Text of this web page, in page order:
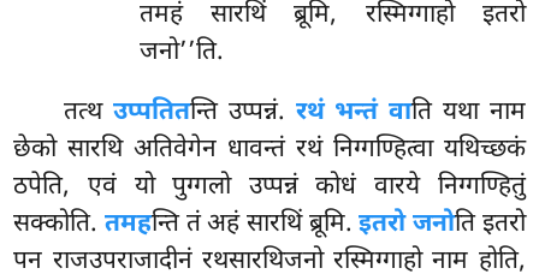
तमहं सारथिं ब्रूमि, रस्मिग्गाहो इतरो
जनो’’ति.
तत्थ उप्पतितन्ति उप्पन्नं. रथं भन्तं वाति यथा नाम
छेको सारथि अतिवेगेन धावन्तं रथं निग्गण्हित्वा यथिच्छकं
ठपेति, एवं यो पुग्गलो उप्पन्नं कोधं वारये निग्गण्हितुं
सक्कोति. तमहन्ति तं अहं सारथिं ब्रूमि.इतरो जनोति इतरो
पन राजउपराजादीनं रथसारथिजनो रस्मिग्गाहो नाम होति,